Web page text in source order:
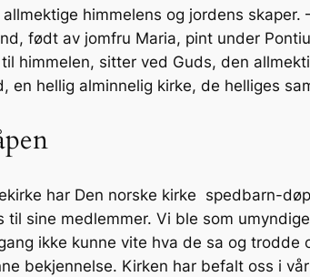
himmelens og jordens
født av jomfru Maria, pint under
himmelen, sitter ved Guds, den
en hellig alminnelig kirke, de helliges
har Den norske kirke spedbarn-
sine medlemmer. Vi ble som
ikke kunne vite hva de sa og
bekjennelse. Kirken har befalt oss i